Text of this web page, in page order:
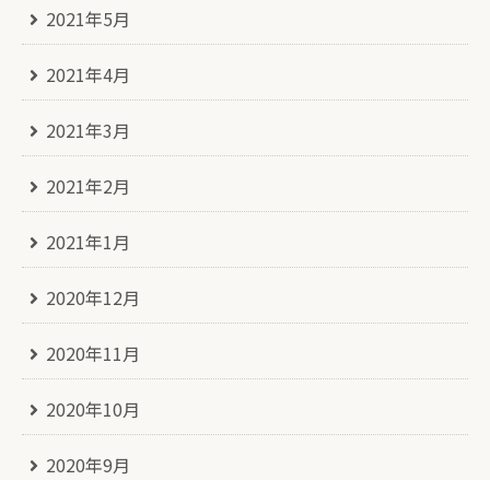
2021年5月
2021年4月
2021年3月
2021年2月
2021年1月
2020年12月
2020年11月
2020年10月
2020年9月